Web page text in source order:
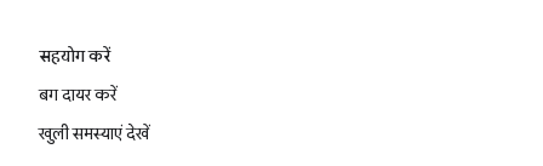
सहयोग करें
बग दायर करें
खुली समस्याएं देखें